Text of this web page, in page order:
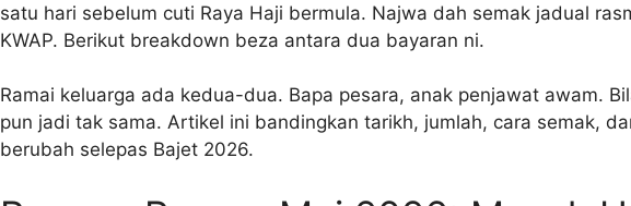
satu hari sebelum cuti Raya Haji bermula. Najwa dah semak jadual
KWAP. Berikut breakdown beza antara dua bayaran ni.
Ramai keluarga ada kedua-dua. Bapa pesara, anak penjawat awam.
pun jadi tak sama. Artikel ini bandingkan tarikh, jumlah, cara semak,
berubah selepas Bajet 2026.